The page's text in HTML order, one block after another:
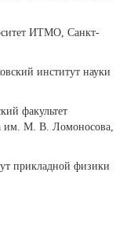
ИТМО, Санкт-
институт науки
факультет
им. М. В. Ломоносова,
прикладной физики